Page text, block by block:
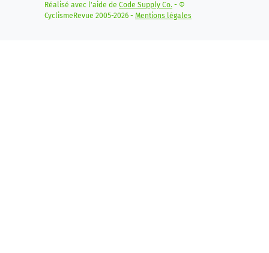
Réalisé avec l'aide de Code Supply Co. - ©
CyclismeRevue 2005-2026 - Mentions légales